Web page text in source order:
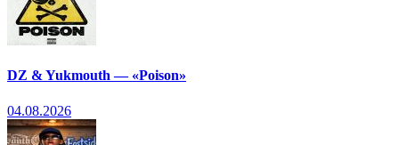
DZ & Yukmouth — «Poison»
04.08.2026